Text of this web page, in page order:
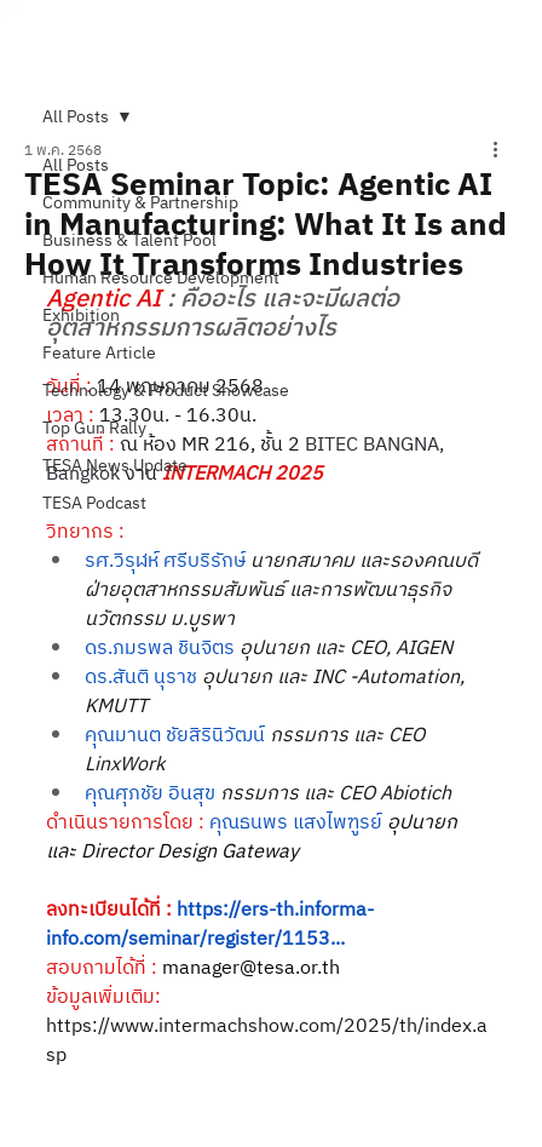
All Posts
Community & Partnership
Business & Talent Pool
Human Resource Development
Exhibition
Feature Article
Technology & Product Showcase
Top Gun Rally
TESA News Update
TESA Podcast
All Posts
TESA Seminar Topic: Agentic AI
in Manufacturing: What It Is and
How It Transforms Industries
1 พ.ค. 2568
Agentic AI : คืออะไร และจะมีผลต่อ
อุตสาหกรรมการผลิตอย่างไร
วันที่:14 พฤษภาคม 2568
เวลา: 13.30น. - 16.30น.
สถานที่ : ณ ห้อง MR 216, ชั้น 2 BITEC BANGNA,
Bangkok งานINTERMACH 2025
วิทยากร :
รศ.วิรุฬห์ ศรีบริรักษ์ นายกสมาคม และรองคณบดี
ฝ่ายอุตสาหกรรมสัมพันธ์ และการพัฒนาธุรกิจ
นวัตกรรม ม.บูรพา
ดร.ภมรพล ชินจิตร อุปนายก และ CEO, AIGEN
ดร.สันติ นุราช อุปนายก และ INC -Automation,
KMUTT
คุณมานต ชัยสิรินิวัฒน์ กรรมการ และ CEO
LinxWork
คุณศุภชัย อินสุข กรรมการ และ CEO Abiotich
ดำเนินรายการโดย : คุณธนพร แสงไพฑูรย์อุปนายก
และ Director Design Gateway
ลงทะเบียนได้ที่ : https://ers-th.informa-
info.com/seminar/register/1153...
สอบถามได้ที่ : manager@tesa.or.th
ข้อมูลเพิ่มเติม:
https://www.intermachshow.com/2025/th/index.a
sp